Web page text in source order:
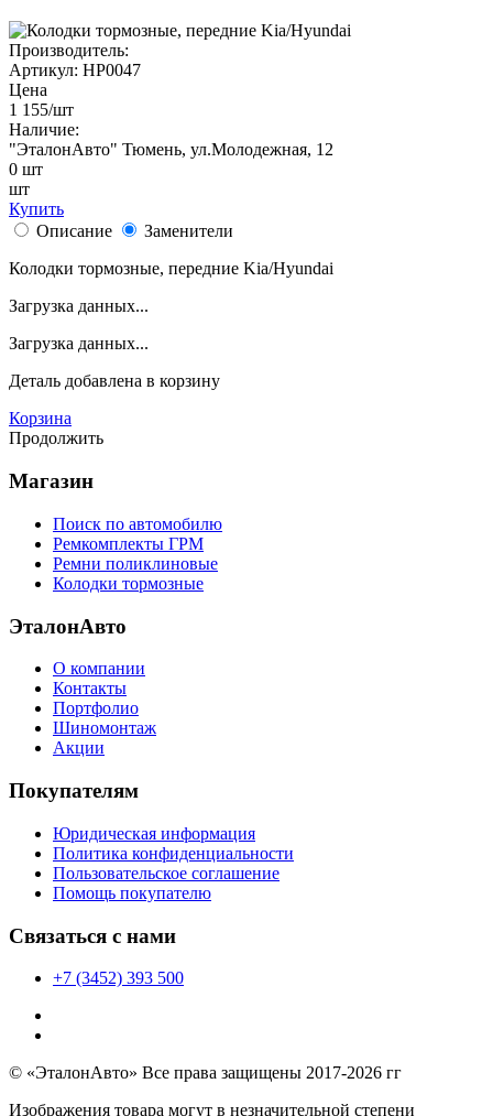
Производитель:
Артикул: HP0047
Цена
1 155/шт
Наличие:
"ЭталонАвто" Тюмень, ул.Молодежная, 12
0 шт
шт
Купить
Описание
Заменители
Колодки тормозные, передние Kia/Hyundai
Загрузка данных...
Загрузка данных...
Деталь добавлена в корзину
Корзина
Продолжить
Магазин
Поиск по автомобилю
Ремкомплекты ГРМ
Ремни поликлиновые
Колодки тормозные
ЭталонАвто
О компании
Контакты
Портфолио
Шиномонтаж
Акции
Покупателям
Юридическая информация
Политика конфиденциальности
Пользовательское соглашение
Помощь покупателю
Связаться с нами
+7 (3452) 393 500
© «ЭталонАвто» Все права защищены 2017-2026 гг
Изображения товара могут в незначительной степени